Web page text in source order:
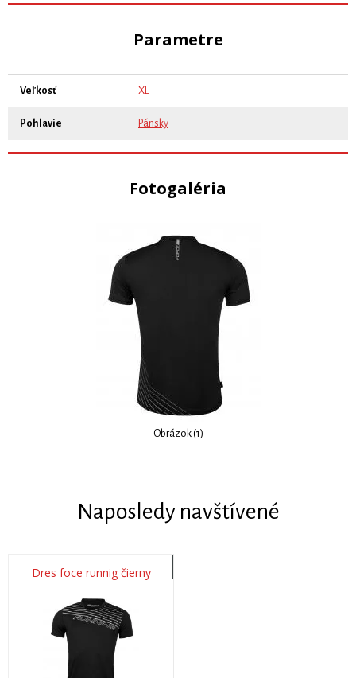
Parametre
Veľkosť XL
Pohlavie Pánsky
Fotogaléria
Obrázok (1)
Naposledy navštívené
Dres foce runnig čierny